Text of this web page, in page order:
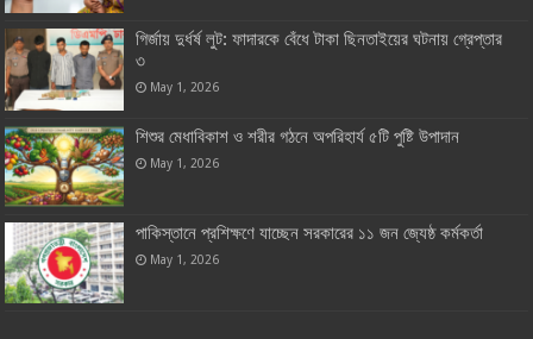
গির্জায় দুর্ধর্ষ লুট: ফাদারকে বেঁধে টাকা ছিনতাইয়ের ঘটনায় গ্রেপ্তার
৩
May 1, 2026
শিশুর মেধাবিকাশ ও শরীর গঠনে অপরিহার্য ৫টি পুষ্টি উপাদান
May 1, 2026
পাকিস্তানে প্রশিক্ষণে যাচ্ছেন সরকারের ১১ জন জ্যেষ্ঠ কর্মকর্তা
May 1, 2026